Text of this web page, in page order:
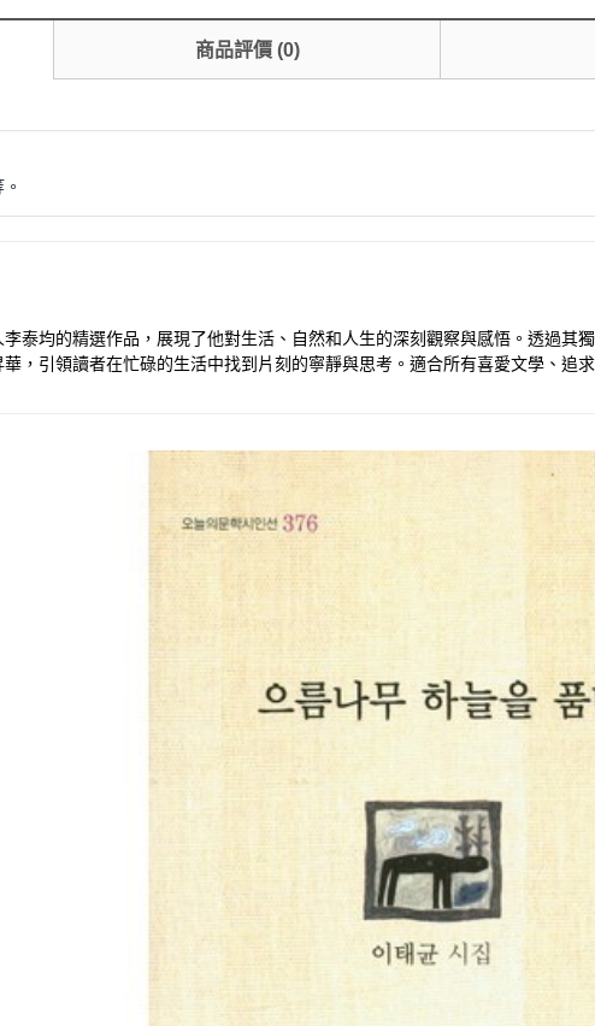
商品評價(0)
李泰均的精選作品，展現了他對生活、自然和人生的深刻觀察與感悟。透過
，引領讀者在忙碌的生活中找到片刻的寧靜與思考。適合所有喜愛文學、追